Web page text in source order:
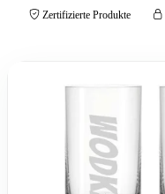
Zertifizierte Produkte